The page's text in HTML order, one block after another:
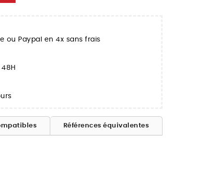
ou Paypal en 4x sans frais
Références équivalentes